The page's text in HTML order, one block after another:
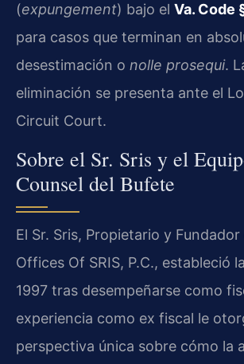
(expungement) bajo el Va. Code
para casos que terminan en
desestimación o nolle prosequi.
eliminación se presenta ante el
Circuit Court.
Sobre el Sr. Sris y el
Counsel del Bufete
El Sr. Sris, Propietario y Fundador
Offices Of SRIS, P.C., estableció
1997 tras desempeñarse como
experiencia como ex fiscal le
perspectiva única sobre cómo la